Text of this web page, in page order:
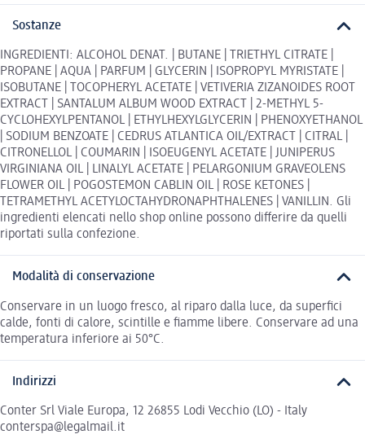
Sostanze
INGREDIENTI: ALCOHOL DENAT. | BUTANE | TRIETHYL CITRATE |
PROPANE | AQUA | PARFUM | GLYCERIN | ISOPROPYL MYRISTATE |
ISOBUTANE | TOCOPHERYL ACETATE | VETIVERIA ZIZANOIDES ROOT
EXTRACT | SANTALUM ALBUM WOOD EXTRACT | 2-METHYL 5-
CYCLOHEXYLPENTANOL | ETHYLHEXYLGLYCERIN | PHENOXYETHANOL
| SODIUM BENZOATE | CEDRUS ATLANTICA OIL/EXTRACT | CITRAL |
CITRONELLOL | COUMARIN | ISOEUGENYL ACETATE | JUNIPERUS
VIRGINIANA OIL | LINALYL ACETATE | PELARGONIUM GRAVEOLENS
FLOWER OIL | POGOSTEMON CABLIN OIL | ROSE KETONES |
TETRAMETHYL ACETYLOCTAHYDRONAPHTHALENES | VANILLIN. Gli
ingredienti elencati nello shop online possono differire da quelli
riportati sulla confezione.
Modalità di conservazione
Conservare in un luogo fresco, al riparo dalla luce, da superfici
calde, fonti di calore, scintille e fiamme libere. Conservare ad una
temperatura inferiore ai 50°C.
Indirizzi
Conter Srl Viale Europa, 12 26855 Lodi Vecchio (LO) - Italy
conterspa@legalmail.it